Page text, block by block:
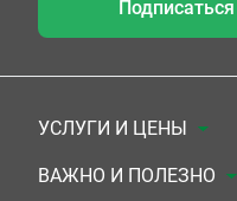
УСЛУГИ И ЦЕНЫ
Анализы
ВАЖНО И ПОЛЕЗНО